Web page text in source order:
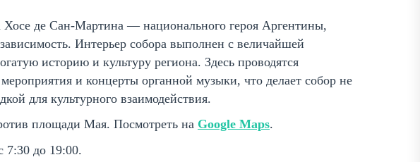
Хосе де Сан-Мартина — национального героя Аргентины,
Интерьер собора выполнен с величайшей
историю и культуру региона. Здесь проводятся
и концерты органной музыки, что делает собор не
для культурного взаимодействия.
площади Мая. Посмотреть на Google Maps.
7:30 до 19:00.